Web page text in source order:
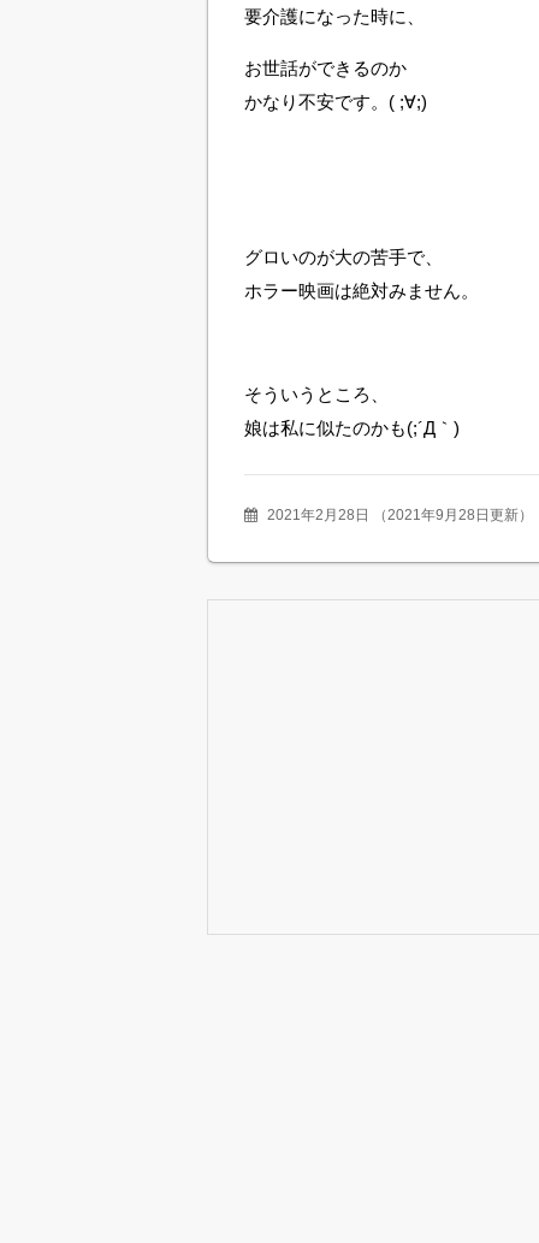
要介護になった時に、
お世話ができるのか
かなり不安です。( ;∀;)
グロいのが大の苦手で、
ホラー映画は絶対みません。
そういうところ、
娘は私に似たのかも(;´Д｀)
2021年2月28日 （2021年9月28日更新）